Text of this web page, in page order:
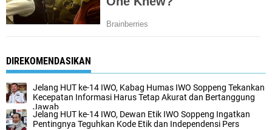
DIREKOMENDASIKAN
Jelang HUT ke-14 IWO, Kabag Humas IWO Soppeng Tekankan
Kecepatan Informasi Harus Tetap Akurat dan Bertanggung
Jawab
Jelang HUT ke-14 IWO, Dewan Etik IWO Soppeng Ingatkan
Pentingnya Teguhkan Kode Etik dan Independensi Pers